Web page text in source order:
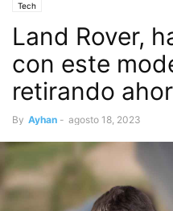
Tech
Land Rover,
con este
retirando
By Ayhan - agosto 18, 2023